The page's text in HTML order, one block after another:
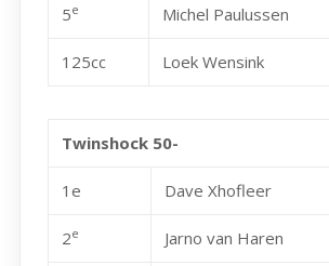
5e Michel Paulussen
125cc Loek Wensink
Twinshock 50-
1e Dave Xhofleer
2e Jarno van Haren